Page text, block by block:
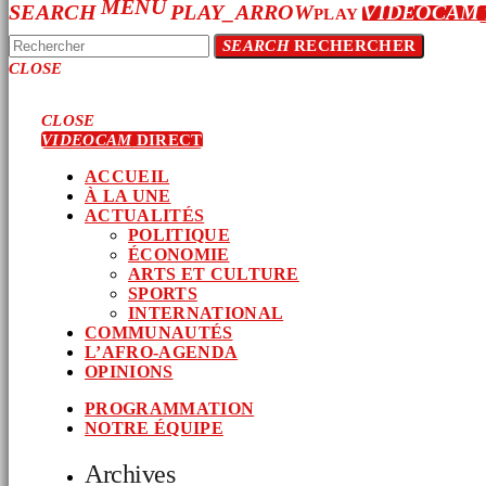
SEARCHMENUPLAY_ARROWPLAY VIDEOCAM
SEARCHRECHERCHER
CLOSE
CLOSE
VIDEOCAMDIRECT
ACCUEIL
À LA UNE
ACTUALITÉS
POLITIQUE
ÉCONOMIE
ARTS ET CULTURE
SPORTS
INTERNATIONAL
COMMUNAUTÉS
L’AFRO-AGENDA
OPINIONS
PROGRAMMATION
NOTRE ÉQUIPE
Archives